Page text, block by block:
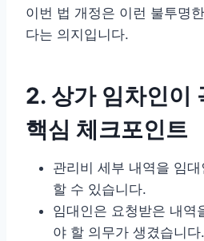
이번 법 개정은 이런 불투명
다는 의지입니다.
2. 상가 임차인이
핵심 체크포인트
관리비 세부 내역을 임
할 수 있습니다.
임대인은 요청받은 내역
야 할 의무가 생겼습니다.